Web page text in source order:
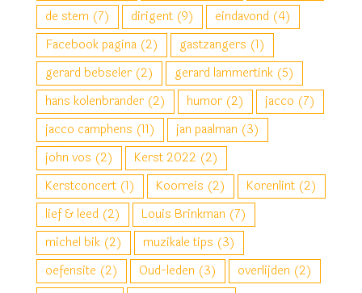
de stem (7) dirigent (9) eindavond (4)
Facebook pagina (2) gastzangers (1)
gerard bebseler (2) gerard lammertink (5)
hans kolenbrander (2) humor (2) jacco (7)
jacco camphens (11) jan paalman (3)
john vos (2) Kerst 2022 (2)
Kerstconcert (1) Koorreis (2) Korenlint (2)
lief & leed (2) Louis Brinkman (7)
michel bik (2) muzikale tips (3)
oefensite (2) Oud-leden (3) overlijden (2)